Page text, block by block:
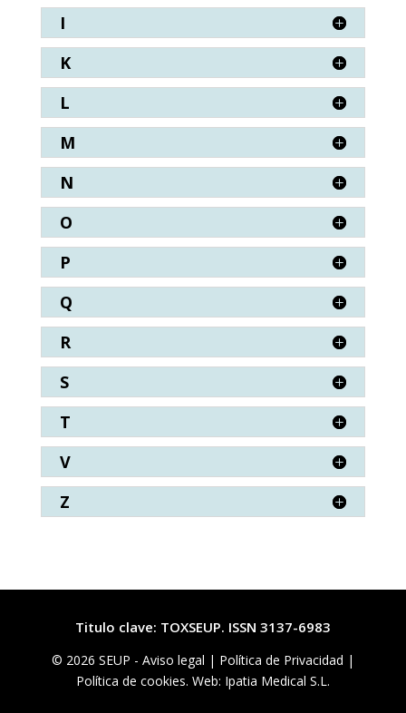
I
K
L
M
N
O
P
Q
R
S
T
V
Z
Titulo clave: TOXSEUP. ISSN 3137-6983
© 2026 SEUP - Aviso legal | Política de Privacidad |
Política de cookies. Web: Ipatia Medical S.L.